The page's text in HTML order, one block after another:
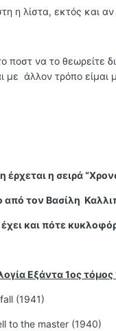
η λίστα, εκτός και
ποστ να το θεωρείτε
με άλλον τρόπο είμαι
η σειρά
από τον Βασίλη
έχει και πότε
Εξάντα 1ος τόμος
(1941)
to the master (1940)